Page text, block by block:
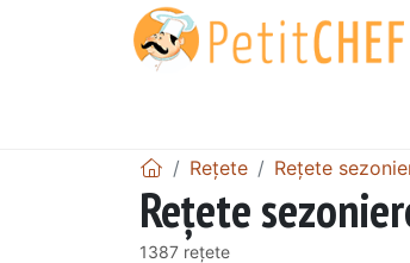
Rețete Rețete
Rețete
1387 rețete